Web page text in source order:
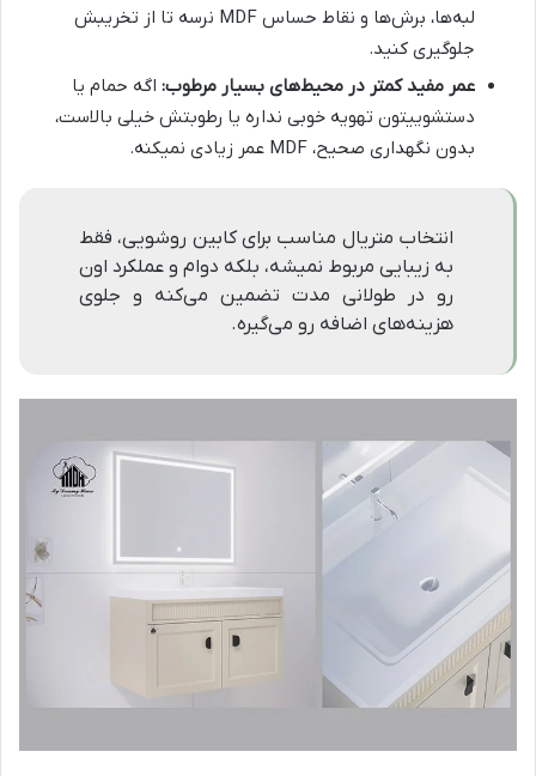
لبه‌ها، برش‌ها و نقاط حساس MDF نرسه تا از تخریبش
جلوگیری کنید.
عمر مفید کمتر در محیط‌های بسیار مرطوب: اگه حمام یا
دستشوییتون تهویه خوبی نداره یا رطوبتش خیلی بالاست،
بدون نگهداری صحیح، MDF عمر زیادی نمیکنه.
انتخاب متریال مناسب برای کابین روشویی، فقط
به زیبایی مربوط نمیشه، بلکه دوام و عملکرد اون
رو در طولانی مدت تضمین می‌کنه و جلوی
هزینه‌های اضافه رو می‌گیره.